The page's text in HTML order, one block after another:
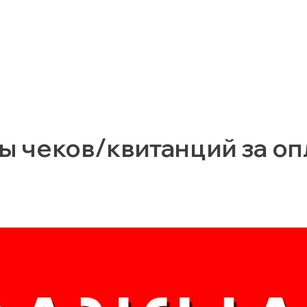
чеков/квитанций за